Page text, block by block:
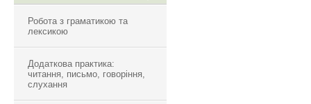
Робота з граматикою та
лексикою
Додаткова практика:
читання, письмо, говоріння,
слухання